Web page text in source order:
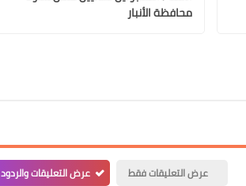
محافظة الأنبار
عرض التعليقات فقط عرض التعليقات والردود